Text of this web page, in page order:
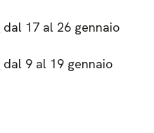
dal 17 al 26 gennaio
dal 9 al 19 gennaio